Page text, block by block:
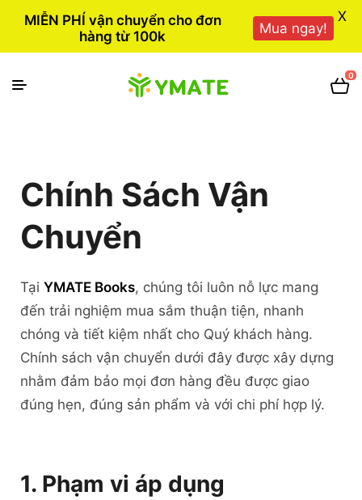
0
Chính Sách Vận
Chuyển
Tại YMATE Books, chúng tôi luôn nỗ lực mang
đến trải nghiệm mua sắm thuận tiện, nhanh
chóng và tiết kiệm nhất cho Quý khách hàng.
Chính sách vận chuyển dưới đây được xây dựng
nhằm đảm bảo mọi đơn hàng đều được giao
đúng hẹn, đúng sản phẩm và với chi phí hợp lý.
1. Phạm vi áp dụng
MIỄN PHÍ vận chuyển cho đơn
hàng từ 100k
Mua ngay!
X